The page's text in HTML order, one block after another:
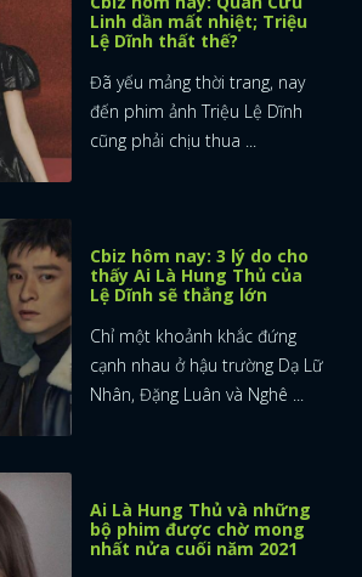
Linh dần mất nhiệt; Triệu
Lệ Dĩnh thất thế?
Đã yếu mảng thời trang, nay
đến phim ảnh Triệu Lệ Dĩnh
cũng phải chịu thua ...
Cbiz hôm nay: 3 lý do cho
thấy Ai Là Hung Thủ của
Lệ Dĩnh sẽ thắng lớn
Chỉ một khoảnh khắc đứng
cạnh nhau ở hậu trường Dạ Lữ
Nhân, Đặng Luân và Nghê ...
Ai Là Hung Thủ và những
bộ phim được chờ mong
nhất nửa cuối năm 2021